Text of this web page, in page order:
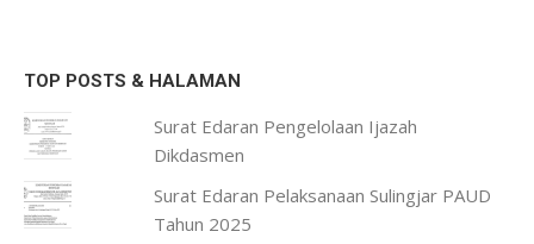
TOP POSTS & HALAMAN
Surat Edaran Pengelolaan Ijazah
Dikdasmen
Surat Edaran Pelaksanaan Sulingjar PAUD
Tahun 2025